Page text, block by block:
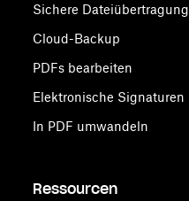
Sichere Dateiübertragung
Cloud-Backup
PDFs bearbeiten
Elektronische Signaturen
In PDF umwandeln
Ressourcen